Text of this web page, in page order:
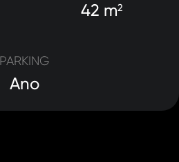
42 m2
PARKING
Ano